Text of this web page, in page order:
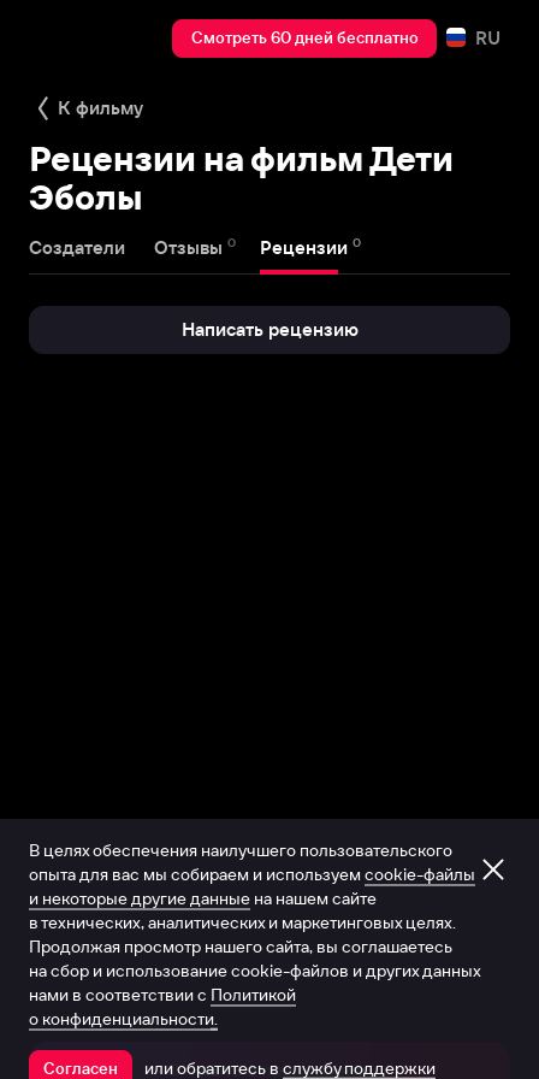
Смотреть 60 дней бесплатно RU
К фильму
Рецензии на фильм Дети
Эболы
Создатели Отзывы 0 Рецензии 0
Написать рецензию
Открыть в приложении
В целях обеспечения наилучшего пользовательского
опыта для вас мы собираем и используем cookie-файлы
и некоторые другие данные на нашем сайте
в технических, аналитических и маркетинговых целях.
Продолжая просмотр нашего сайта, вы соглашаетесь
на сбор и использование cookie-файлов и других данных
нами в соответствии с Политикой
о конфиденциальности.
Согласен или обратитесь в службу поддержки